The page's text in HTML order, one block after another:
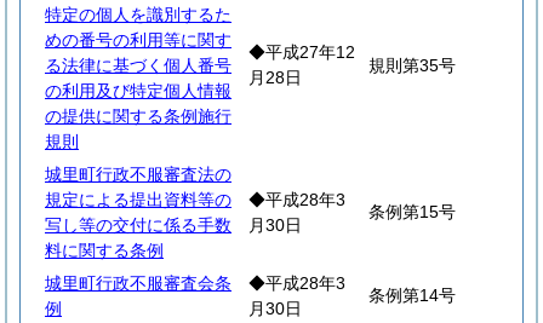
特定の個人を識別するた
めの番号の利用等に関す
る法律に基づく個人番号
の利用及び特定個人情報
の提供に関する条例施行
規則
◆平成27年12
月28日
規則第35号
城里町行政不服審査法の
規定による提出資料等の
写し等の交付に係る手数
料に関する条例
◆平成28年3
月30日
条例第15号
城里町行政不服審査会条
例
◆平成28年3
月30日
条例第14号